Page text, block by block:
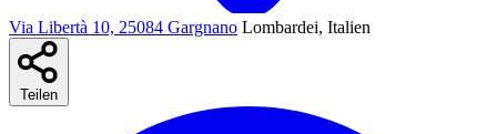
Via Libertà 10, 25084 Gargnano Lombardei, Italien
Teilen